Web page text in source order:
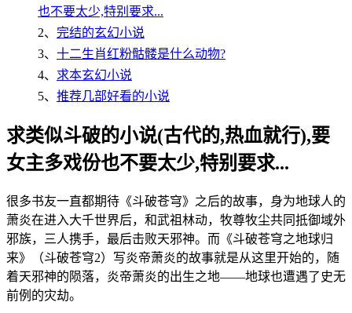
也不要太少,特别要求...
2、 完结的玄幻小说
3、 十二生肖红粉骷髅是什么动物?
4、 求本玄幻小说
5、 推荐几部好看的小说
求类似斗破的小说(古代的,热血就行),要
女主多戏份也不要太少,特别要求...
很多书友一直都期待《斗破苍穹》之后的故事，身为地球人的
萧炎在进入大千世界后，和武祖林动，牧尊牧尘共同抵御域外
邪族，三人携手，最后击败天邪神。而《斗破苍穹之地球归
来》（斗破苍穹2）写炎帝萧炎的故事就是从这里开始的，随
着天邪神的陨落，炎帝萧炎的出生之地——地球也遭遇了史无
前例的灾劫。